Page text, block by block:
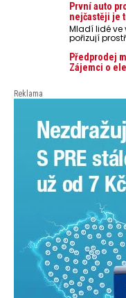
První auto
nejčastěji je
Mladí lidé ve
pořizují
auto.
tisíc korun a
přesahuje
Předprodej
Zájemci o
Reklama